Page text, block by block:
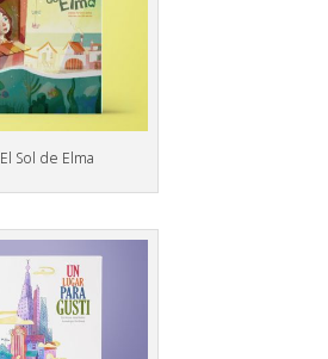
El Sol de Elma